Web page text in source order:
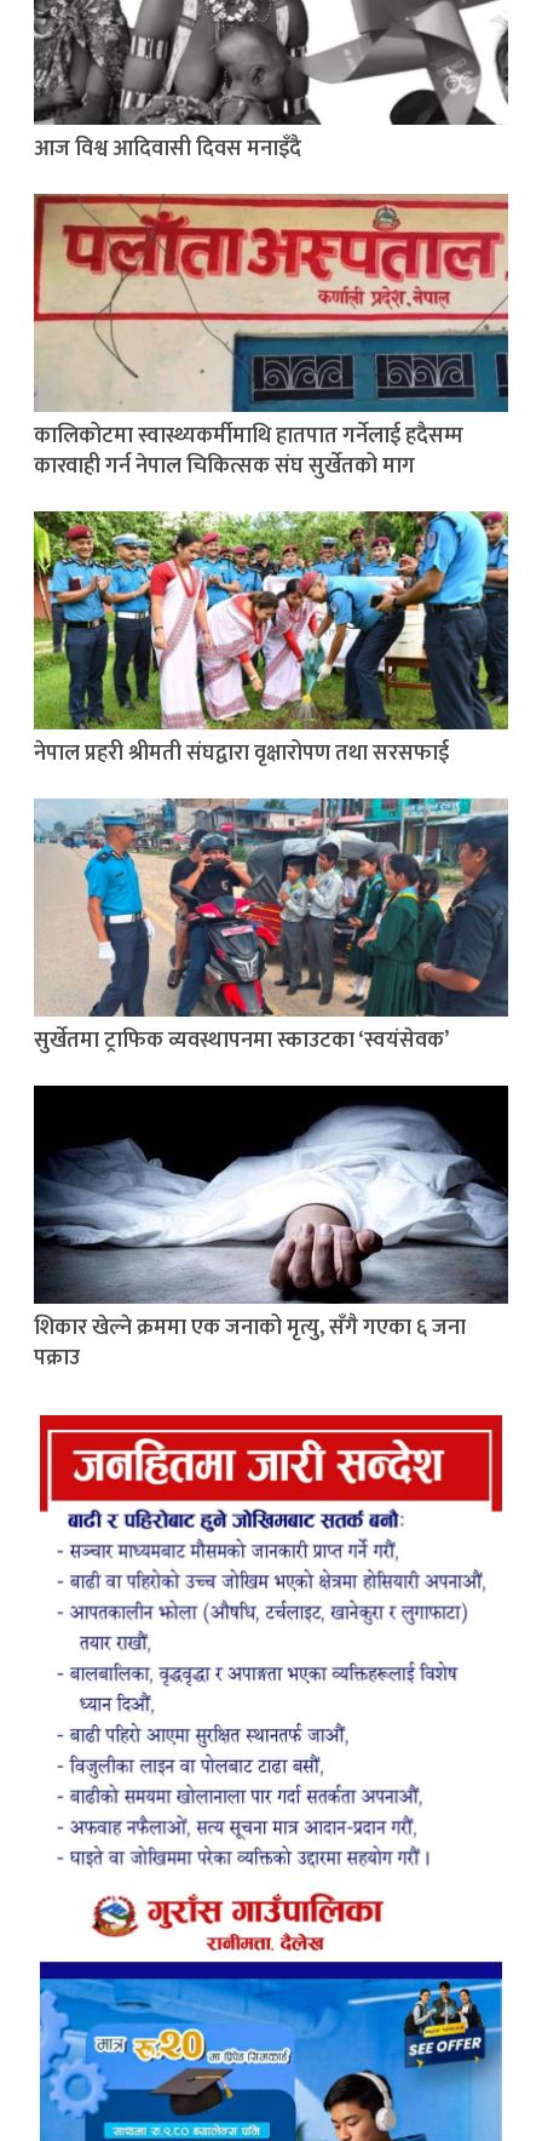
आज विश्व आदिवासी दिवस मनाइँदै
कालिकोटमा स्वास्थ्यकर्मीमाथि हातपात गर्नेलाई हदैसम्म
कारवाही गर्न नेपाल चिकित्सक संघ सुर्खेतको माग
नेपाल प्रहरी श्रीमती संघद्वारा वृक्षारोपण तथा सरसफाई
सुर्खेतमा ट्राफिक व्यवस्थापनमा स्काउटका ‘स्वयंसेवक’
शिकार खेल्ने क्रममा एक जनाको मृत्यु, सँगै गएका ६ जना
पक्राउ